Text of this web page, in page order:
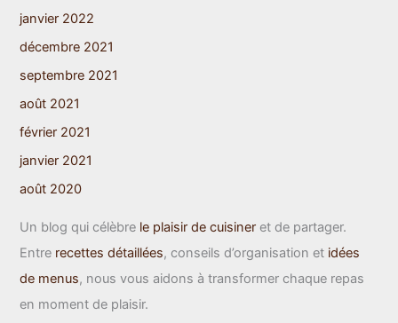
janvier 2022
décembre 2021
septembre 2021
août 2021
février 2021
janvier 2021
août 2020
Un blog qui célèbre le plaisir de cuisiner et de partager.
Entre recettes détaillées, conseils d’organisation et idées
de menus, nous vous aidons à transformer chaque repas
en moment de plaisir.